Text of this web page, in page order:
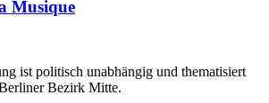
Musique
ist politisch unabhängig und thematisiert
Bezirk Mitte.